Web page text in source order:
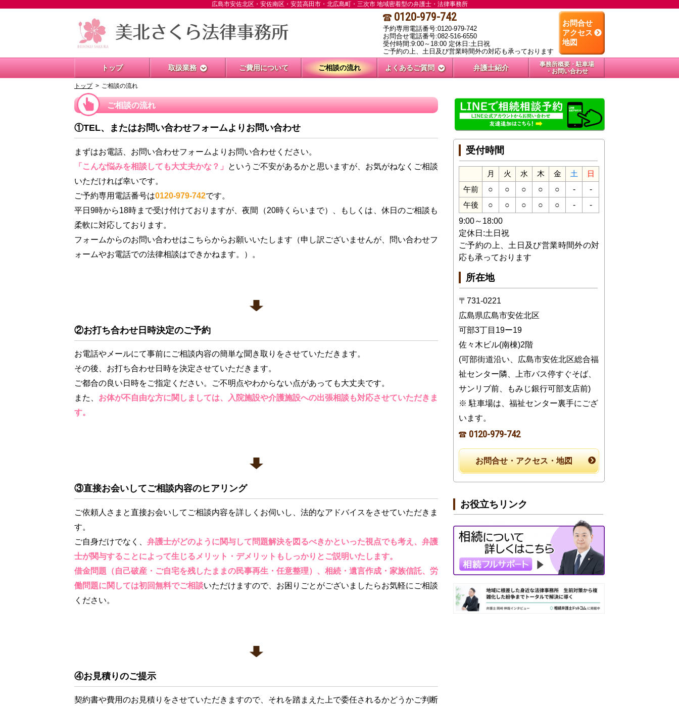
広島市安佐北区・安佐南区・安芸高田市・北広島町・三次市 地域密着型の弁護士・法律事務所
0120-979-742
予約専用電話番号:0120-979-742
お問合せ電話番号:082-516-6550
受付時間:9:00～18:00 定休日:土日祝
ご予約の上、土日及び営業時間外の対応も承っております
お問合せ
アクセス
地図
トップ 取扱業務 ご費用について ご相談の流れ よくあるご質問 弁護士紹介
事務所概要・駐車場
・お問い合わせ
トップ ご相談の流れ
ご相談の流れ
①TEL、またはお問い合わせフォームよりお問い合わせ
まずはお電話、お問い合わせフォームよりお問い合わせください。
「こんな悩みを相談しても大丈夫かな？」
というご不安があるかと思いますが、お気がねなくご相談
いただければ幸いです。
ご予約専用電話番号は0120-979-742です。
平日9時から18時まで受け付けておりますが、夜間（20時くらいまで）、もしくは、休日のご相談も
柔軟に対応しております。
フォームからのお問い合わせはこちらからお願いいたします（申し訳ございませんが、問い合わせフ
ォームやお電話での法律相談はできかねます。）。
②お打ち合わせ日時決定のご予約
お電話やメールにて事前にご相談内容の簡単な聞き取りをさせていただきます。
その後、お打ち合わせ日時を決定させていただきます。
ご都合の良い日時をご指定ください。ご不明点やわからない点があっても大丈夫です。
また、 お体が不自由な方に関しましては、入院施設や介護施設への出張相談も対応させていただきま
す。
③直接お会いしてご相談内容のヒアリング
ご依頼人さまと直接お会いしてご相談内容を詳しくお伺いし、法的なアドバイスをさせていただきま
す。
ご自身だけでなく、 弁護士がどのように関与して問題解決を図るべきかといった視点でも考え、弁護
士が関与することによって生じるメリット・デメリットもしっかりとご説明いたします。
借金問題（自己破産・ご自宅を残したままの民事再生・任意整理）、相続・遺言作成・家族信託、労
働問題に関しては初回無料でご相談いただけますので、お困りごとがございましたらお気軽にご相談
ください。
④お見積りのご提示
契約書や費用のお見積りをさせていただきますので、それを踏まえた上で委任されるかどうかご判断
受付時間
月 火 水 木 金 土
日
午前
○ ○ ○ ○ ○ - -
午後 ○ ○ ○ ○ ○ -
-
9:00～18:00
定休日:土日祝
ご予約の上、土日及び営業時間外の対
応も承っております
所在地
〒731-0221
広島県広島市安佐北区
可部3丁目19ー19
佐々木ビル(南棟)2階
(可部街道沿い、広島市安佐北区総合福
祉センター隣、上市バス停すぐそば、
サンリブ前、もみじ銀行可部支店前)
※ 駐車場は、福祉センター裏手にござ
います。
0120-979-742
お問合せ・アクセス・地図
お役立ちリンク